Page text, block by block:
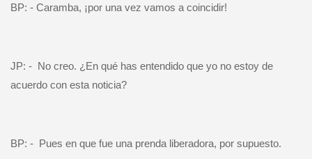
BP: - Caramba, ¡por una vez vamos a coincidir!
JP: - No creo. ¿En qué has entendido que yo no estoy de
acuerdo con esta noticia?
BP: - Pues en que fue una prenda liberadora, por supuesto.